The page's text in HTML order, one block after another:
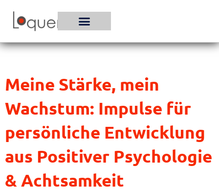
Inhalt
Meine Stärke, mein
Wachstum: Impulse für
persönliche Entwicklung
aus Positiver Psychologie
& Achtsamkeit